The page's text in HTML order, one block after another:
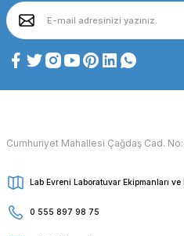
Cumhuriyet Mahallesi Çağdaş Cad.
Lab Evreni Laboratuvar Ekipmanları
0 555 897 98 75